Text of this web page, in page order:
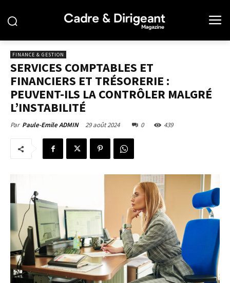
FINANCE & GESTION
SERVICES COMPTABLES ET
FINANCIERS ET TRÉSORERIE :
PEUVENT-ILS LA CONTRÔLER MALGRÉ
L’INSTABILITÉ
Par Paule-Emile ADMIN 29 août 2024 0 439